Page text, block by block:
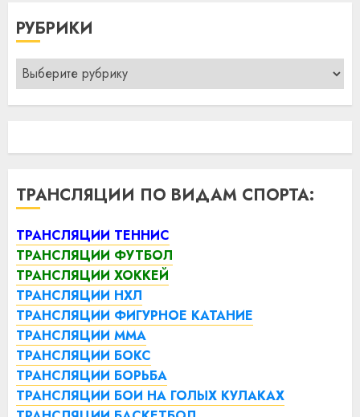
РУБРИКИ
Рубрики
ТРАНСЛЯЦИИ ПО ВИДАМ СПОРТА:
ТРАНСЛЯЦИИ ТЕННИС
ТРАНСЛЯЦИИ ФУТБОЛ
ТРАНСЛЯЦИИ ХОККЕЙ
ТРАНСЛЯЦИИ НХЛ
ТРАНСЛЯЦИИ ФИГУРНОЕ КАТАНИЕ
ТРАНСЛЯЦИИ ММА
ТРАНСЛЯЦИИ БОКС
ТРАНСЛЯЦИИ БОРЬБА
ТРАНСЛЯЦИИ БОИ НА ГОЛЫХ КУЛАКАХ